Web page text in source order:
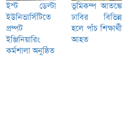
ইস্ট ডেল্টা
ইউনিভার্সিটিতে
প্রম্পট
ইঞ্জিনিয়ারিং
কর্মশালা অনুষ্ঠিত
ভূমিকম্প আতঙ্কে
ঢাবির বিভিন্ন
হলে পাঁচ শিক্ষার্থী
আহত